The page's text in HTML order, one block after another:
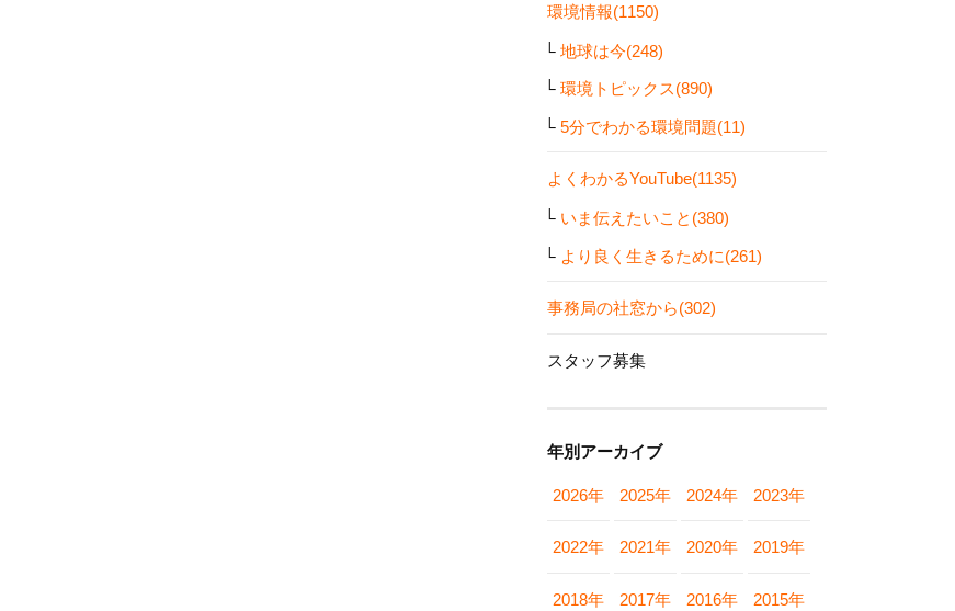
環境情報(1150)
地球は今(248)
環境トピックス(890)
5分でわかる環境問題(11)
よくわかるYouTube(1135)
いま伝えたいこと(380)
より良く生きるために(261)
事務局の社窓から(302)
スタッフ募集
年別アーカイブ
2026年 2025年 2024年 2023年
2022年 2021年 2020年 2019年
2018年 2017年 2016年 2015年